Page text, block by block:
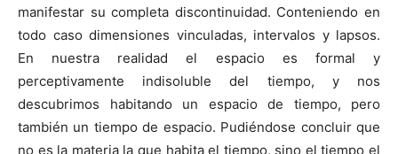
manifestar su completa discontinuidad. Conteniendo en
todo caso dimensiones vinculadas, intervalos y lapsos.
En nuestra realidad el espacio es formal y
perceptivamente indisoluble del tiempo, y nos
descubrimos habitando un espacio de tiempo, pero
también un tiempo de espacio. Pudiéndose concluir que
no es la materia la que habita el tiempo, sino el tiempo el